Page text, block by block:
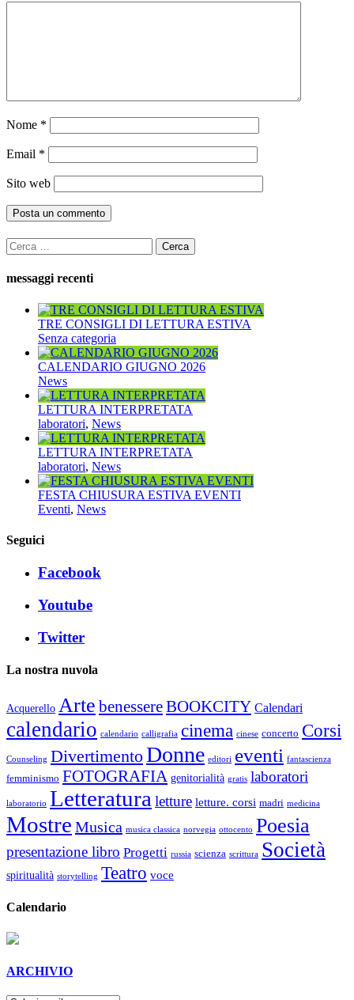
Nome *
Email *
Sito web
Ricerca
per:
messaggi recenti
TRE CONSIGLI DI LETTURA ESTIVA
Senza categoria
CALENDARIO GIUGNO 2026
News
LETTURA INTERPRETATA
laboratori, News
LETTURA INTERPRETATA
laboratori, News
FESTA CHIUSURA ESTIVA EVENTI
Eventi, News
Seguici
Facebook
Youtube
Twitter
La nostra nuvola
Acquerello Arte benessereBOOKCITY Calendari
calendario calendario calligrafia cinema cinese concerto Corsi
Counseling DivertimentoDonne editori eventi fantascienza
femminismo FOTOGRAFIA genitorialità gratis laboratori
laboratorio Letteratura letture letture. corsi madri medicina
Mostre Musica musica classica norvegia ottocento Poesia
presentazione libro Progetti russia scienza scrittura Società
spiritualità storytelling Teatro voce
Calendario
ARCHIVIO